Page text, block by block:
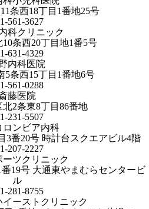
条西18丁目1番地25号
561-3627
科クリニック
条西20丁目地1番5号
631-4329
内科医院
5条西15丁目1番地6号
561-0288
藤医院
2条東8丁目86番地
231-5507
ロンビア内科
3番20号 時計台スクエアビル4階
207-2227
ーツクリニック
19号 大通東やまむらセンタービ
ル
281-8755
ーストクリニック